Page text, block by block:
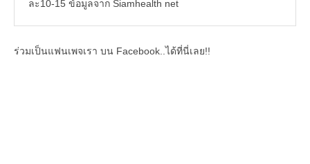
ละ10-15 ข้อมูลจาก Siamhealth net
ร่วมเป็นแฟนเพจเรา บน Facebook..ได้ที่นี่เลย!!